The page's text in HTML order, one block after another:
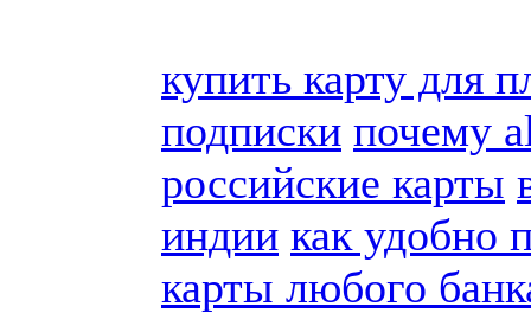
купить карту для
подписки почему
российские карты
индии как удобно
карты любого